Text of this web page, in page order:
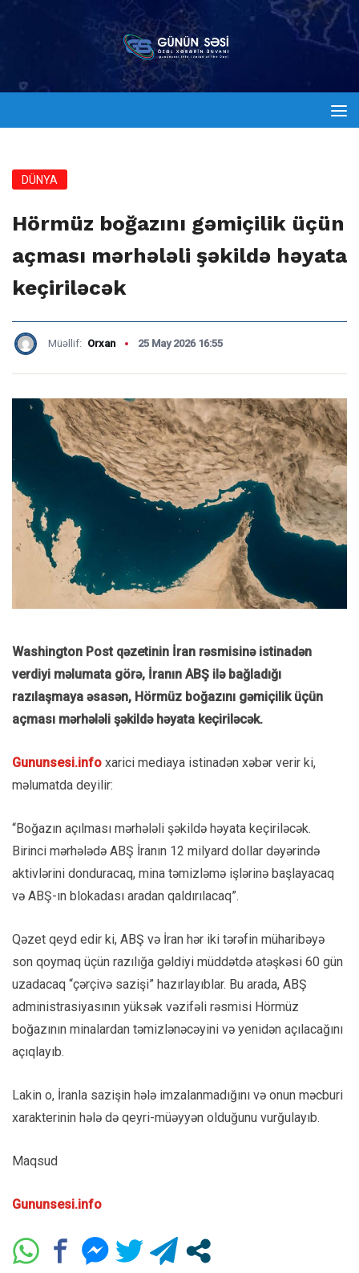
DÜNYA
Hörmüz boğazını gəmiçilik üçün
açması mərhələli şəkildə həyata
keçiriləcək
Müəllif: Orxan 25 May 2026 16:55
Washington Post qəzetinin İran rəsmisinə istinadən
verdiyi məlumata görə, İranın ABŞ ilə bağladığı
razılaşmaya əsasən, Hörmüz boğazını gəmiçilik üçün
açması mərhələli şəkildə həyata keçiriləcək.
Gununsesi.info xarici mediaya istinadən xəbər verir ki,
məlumatda deyilir:
“Boğazın açılması mərhələli şəkildə həyata keçiriləcək.
Birinci mərhələdə ABŞ İranın 12 milyard dollar dəyərində
aktivlərini donduracaq, mina təmizləmə işlərinə başlayacaq
və ABŞ-ın blokadası aradan qaldırılacaq”.
Qəzet qeyd edir ki, ABŞ və İran hər iki tərəfin müharibəyə
son qoymaq üçün razılığa gəldiyi müddətdə atəşkəsi 60 gün
uzadacaq “çərçivə sazişi” hazırlayıblar. Bu arada, ABŞ
administrasiyasının yüksək vəzifəli rəsmisi Hörmüz
boğazının minalardan təmizlənəcəyini və yenidən açılacağını
açıqlayıb.
Lakin o, İranla sazişin hələ imzalanmadığını və onun məcburi
xarakterinin hələ də qeyri-müəyyən olduğunu vurğulayıb.
Maqsud
Gununsesi.info